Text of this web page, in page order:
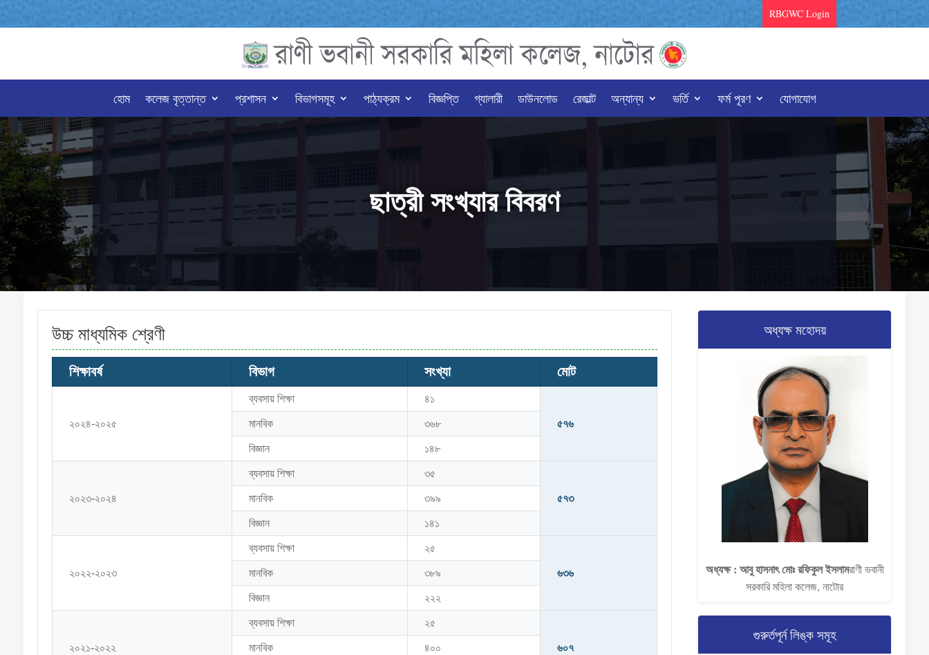
RBGWC Login
হোম কলেজ বৃত্তান্ত প্রশাসন বিভাগসমূহ পাঠ্যক্রম বিজ্ঞপ্তি গ্যালারী ডাউনলোড রেজাল্ট অন্যান্য ভর্তি ফর্ম পূরণ যোগাযোগ
ছাত্রী সংখ্যার বিবরণ
উচ্চ মাধ্যমিক শ্রেণী
শিক্ষাবর্ষ বিভাগ সংখ্যা মোট
২০২৪-২০২৫
ব্যবসায় শিক্ষা ৪১
৫৭৬
মানবিক ৩৬৮
বিজ্ঞান ১৪৮
২০২৩-২০২৪
ব্যবসায় শিক্ষা ৩৫
৫৭৩
মানবিক ৩৯৯
বিজ্ঞান ১৪১
২০২২-২০২৩
ব্যবসায় শিক্ষা ২৫
৬৩৬
মানবিক ৩৮৯
বিজ্ঞান ২২২
২০২১-২০২২
ব্যবসায় শিক্ষা ২৫
৬০৭
মানবিক ৪০০
অধ্যক্ষ মহোদয়
অধ্যক্ষ : আবু হাসনাৎ মোঃ রফিকুল ইসলাম​রাণী ভবানী
সরকারি মহিলা কলেজ, নাটোর​
গুরুর্তপূর্ন লিঙ্ক সমূহ